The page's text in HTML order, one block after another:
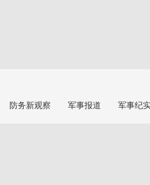
市口上村北，常年平均气温19摄氏度，夏
防务新观察 军事报道 军事纪